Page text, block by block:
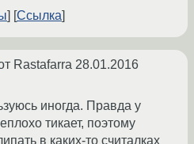
Ссылка
Rastafarra 28.01.2016
иногда. Правда у
тикает, поэтому
в каких-то считалках